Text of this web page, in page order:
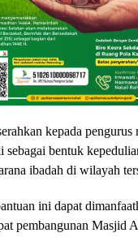
kepada pengurus
sebagai bentuk
ibadah di wilayah
ini dapat
pembangunan Masjid